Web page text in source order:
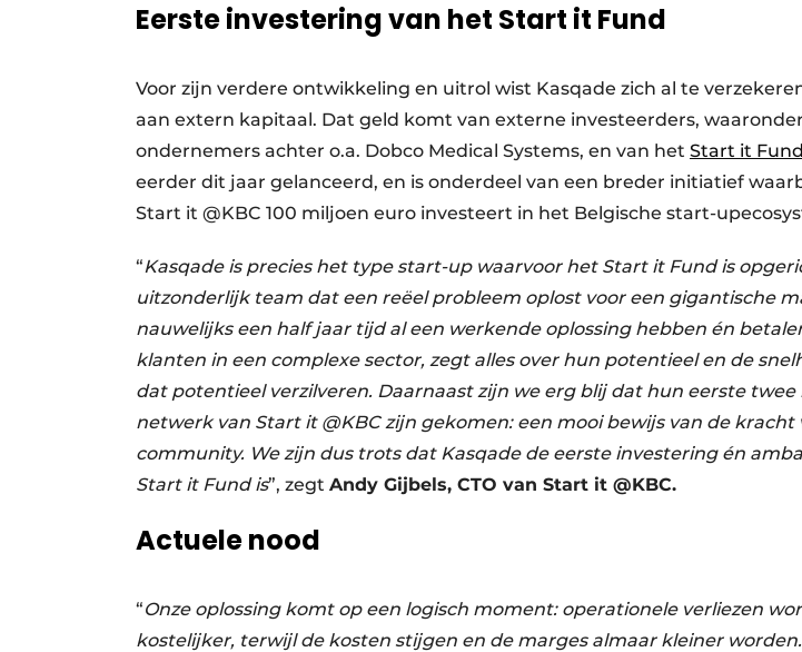
Eerste investering van het Start it Fund
Voor zijn verdere ontwikkeling en uitrol wist Kasqade zich al te
aan extern kapitaal. Dat geld komt van externe investeerders,
ondernemers achter o.a. Dobco Medical Systems, en van het Start it Fund
eerder dit jaar gelanceerd, en is onderdeel van een breder initiatief
Start it @KBC 100 miljoen euro investeert in het Belgische start-
“Kasqade is precies het type start-up waarvoor het Start it Fund is
uitzonderlijk team dat een reëel probleem oplost voor een gigantische
nauwelijks een half jaar tijd al een werkende oplossing hebben én
klanten in een complexe sector, zegt alles over hun potentieel en de
dat potentieel verzilveren. Daarnaast zijn we erg blij dat hun eerste
netwerk van Start it @KBC zijn gekomen: een mooi bewijs van de kracht
community. We zijn dus trots dat Kasqade de eerste investering én
Start it Fund is”, zegt Andy Gijbels, CTO van Start it @KBC.
Actuele nood
“Onze oplossing komt op een logisch moment: operationele verliezen
kostelijker, terwijl de kosten stijgen en de marges almaar kleiner